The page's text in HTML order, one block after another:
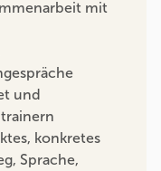
mit
und
konkretes
Sprache,